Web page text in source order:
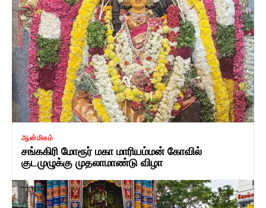
ஆன்மிகம்
சங்ககிரி மோரூர் மகா மாரியம்மன் கோவில்
குடமுழுக்கு முதலாமாண்டு விழா